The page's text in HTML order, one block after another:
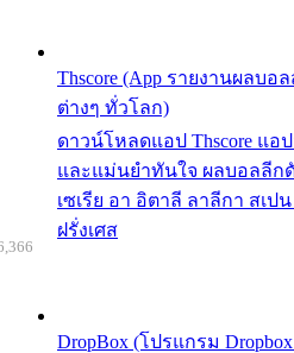
Thscore (App รายงานผลบ
ต่างๆ ทั่วโลก)
ดาวน์โหลดแอป Thscore แอ
และแม่นยำทันใจ ผลบอลลีก
เซเรีย อา อิตาลี ลาลีกา สเป
ฝรั่งเศส
DropBox (โปรแกรม